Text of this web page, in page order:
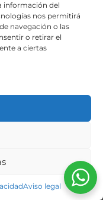
información del
nos permitirá
navegación o las
o retirar el
a ciertas
Aviso legal
32GB, 1TB